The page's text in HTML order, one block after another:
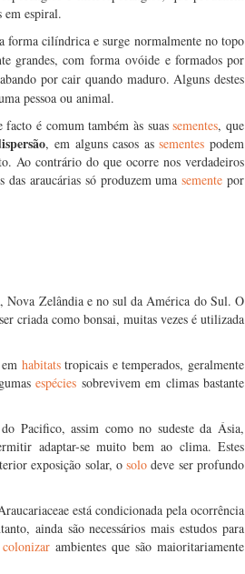
em espiral.
forma cilíndrica e surge normalmente no topo
grandes, com forma ovóidee formados por
por cair quando maduro. Alguns destes
pessoa ou animal.
facto é comum também às suassementes, que
, em alguns casos assementespodem
Ao contrário do que ocorre nos verdadeiros
das araucárias só produzem umasemente por
Zelândia e no sul da América do Sul. O
criada como bonsai, muitas vezes é utilizada
habitatstropicais e temperados, geralmente
espécies sobrevivem em climas bastante
Pacifico, assim como no sudeste da Ásia,
adaptar-se muito bem ao clima. Estes
exposição solar, osolodeve ser profundo
está condicionada pela ocorrência
ainda são necessários mais estudos para
colonizar ambientes que são maioritariamente